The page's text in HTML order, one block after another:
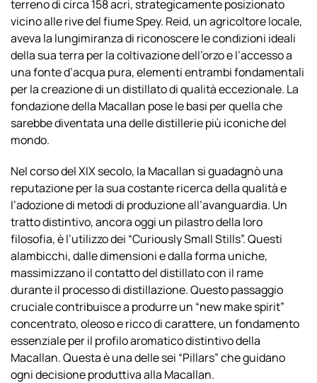
terreno di circa 158 acri, strategicamente posizionato
vicino alle rive del fiume Spey. Reid, un agricoltore locale,
aveva la lungimiranza di riconoscere le condizioni ideali
della sua terra per la coltivazione dell’orzo e l’accesso a
una fonte d’acqua pura, elementi entrambi fondamentali
per la creazione di un distillato di qualità eccezionale. La
fondazione della Macallan pose le basi per quella che
sarebbe diventata una delle distillerie più iconiche del
mondo.
Nel corso del XIX secolo, la Macallan si guadagnò una
reputazione per la sua costante ricerca della qualità e
l’adozione di metodi di produzione all’avanguardia. Un
tratto distintivo, ancora oggi un pilastro della loro
filosofia, è l’utilizzo dei “Curiously Small Stills”. Questi
alambicchi, dalle dimensioni e dalla forma uniche,
massimizzano il contatto del distillato con il rame
durante il processo di distillazione. Questo passaggio
cruciale contribuisce a produrre un “new make spirit”
concentrato, oleoso e ricco di carattere, un fondamento
essenziale per il profilo aromatico distintivo della
Macallan. Questa è una delle sei “Pillars” che guidano
ogni decisione produttiva alla Macallan.